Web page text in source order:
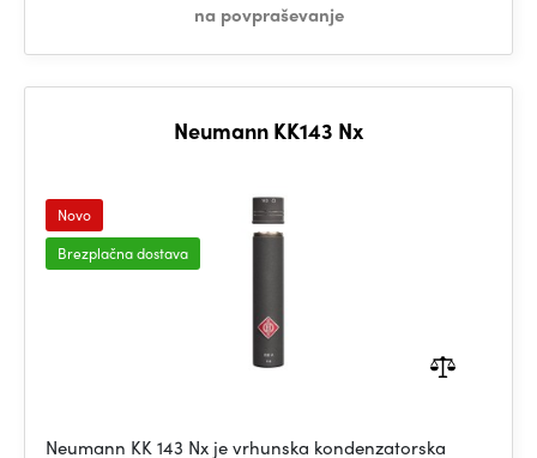
na povpraševanje
Neumann KK143 Nx
Novo
Brezplačna dostava
Neumann KK 143 Nx je vrhunska kondenzatorska